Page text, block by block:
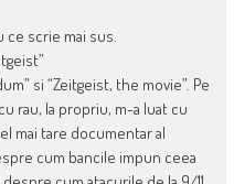
ce scrie mai sus.
si “Zeitgeist, the movie”. Pe
rau, la propriu, m-a luat cu
mai tare documentar al
cum bancile impun ceea